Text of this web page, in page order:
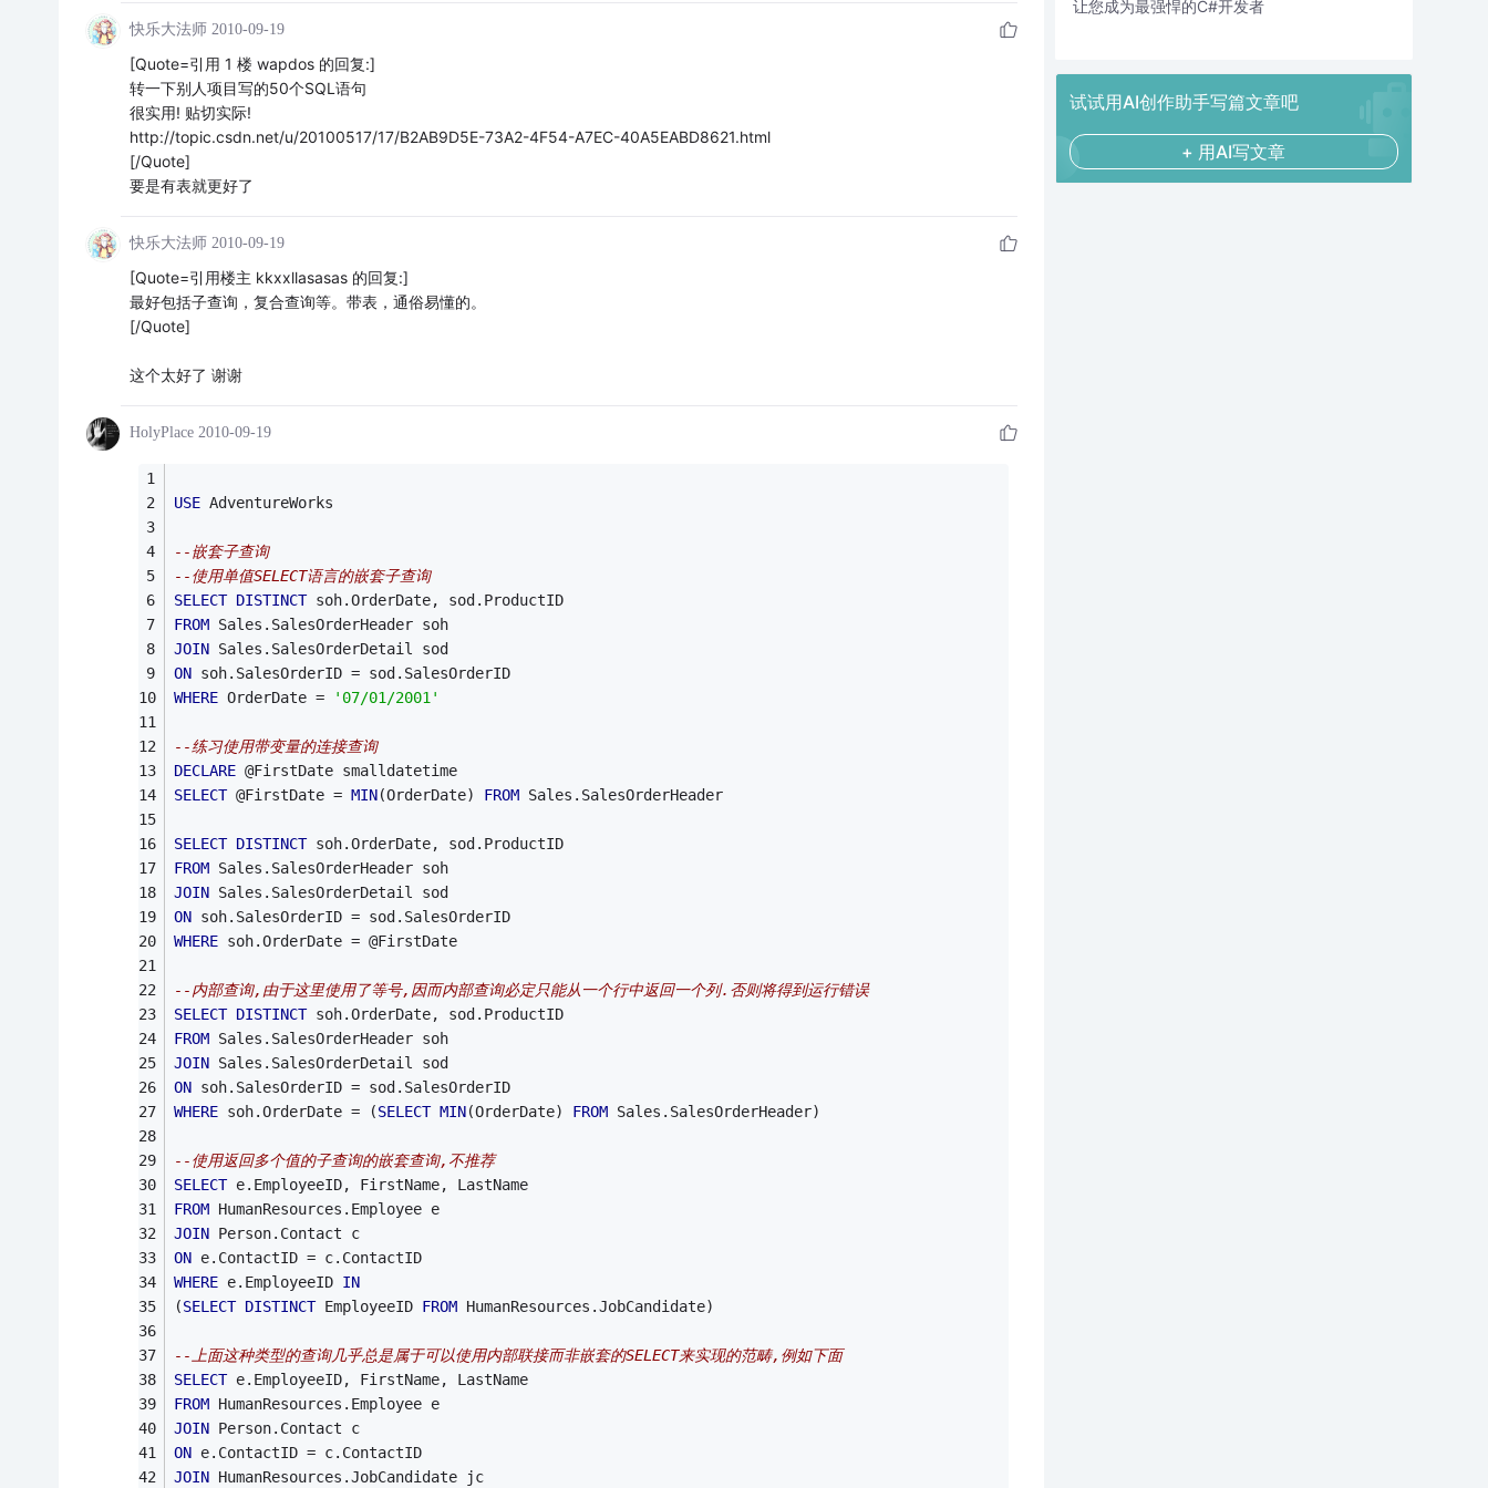
快乐大法师 2010-09-19
[Quote=引用 1 楼 wapdos 的回复:]
转一下别人项目写的50个SQL语句
很实用! 贴切实际!
http://topic.csdn.net/u/20100517/17/B2AB9D5E-73A2-4F54-A7EC-40A5EABD8621.html
[/Quote]
要是有表就更好了
快乐大法师 2010-09-19
[Quote=引用楼主 kkxxllasasas 的回复:]
最好包括子查询，复合查询等。带表，通俗易懂的。
[/Quote]
这个太好了 谢谢
HolyPlace 2010-09-19
USE AdventureWorks
--嵌套子查询
--使用单值SELECT语言的嵌套子查询
SELECT DISTINCT soh.OrderDate, sod.ProductID
FROM Sales.SalesOrderHeader soh
JOIN Sales.SalesOrderDetail sod
ON soh.SalesOrderID = sod.SalesOrderID
WHERE OrderDate = '07/01/2001'
--练习使用带变量的连接查询
DECLARE @FirstDate smalldatetime
SELECT @FirstDate = MIN(OrderDate) FROM Sales.SalesOrderHeader
SELECT DISTINCT soh.OrderDate, sod.ProductID
FROM Sales.SalesOrderHeader soh
JOIN Sales.SalesOrderDetail sod
ON soh.SalesOrderID = sod.SalesOrderID
WHERE soh.OrderDate = @FirstDate
--内部查询,由于这里使用了等号,因而内部查询必定只能从一个行中返回一个列.否则将得到运行错误
SELECT DISTINCT soh.OrderDate, sod.ProductID
FROM Sales.SalesOrderHeader soh
JOIN Sales.SalesOrderDetail sod
ON soh.SalesOrderID = sod.SalesOrderID
WHERE soh.OrderDate = (SELECT MIN(OrderDate) FROM Sales.SalesOrderHeader)
--使用返回多个值的子查询的嵌套查询,不推荐
SELECT e.EmployeeID, FirstName, LastName
FROM HumanResources.Employee e
JOIN Person.Contact c
ON e.ContactID = c.ContactID
WHERE e.EmployeeID IN
(SELECT DISTINCT EmployeeID FROM HumanResources.JobCandidate)
--上面这种类型的查询几乎总是属于可以使用内部联接而非嵌套的SELECT来实现的范畴,例如下面
SELECT e.EmployeeID, FirstName, LastName
FROM HumanResources.Employee e
JOIN Person.Contact c
ON e.ContactID = c.ContactID
JOIN HumanResources.JobCandidate jc
让您成为最强悍的C#开发者
试试用AI创作助手写篇文章吧
+ 用AI写文章